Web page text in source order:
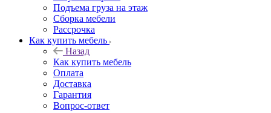
Подъема груза на этаж
Сборка мебели
Рассрочка
Как купить мебель
Назад
Как купить мебель
Оплата
Доставка
Гарантия
Вопрос-ответ